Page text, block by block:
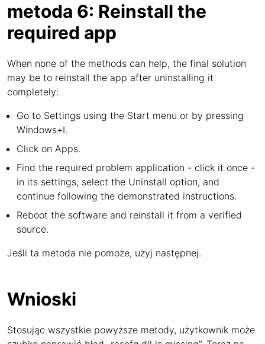
metoda 6: Reinstall the
required app
When none of the methods can help, the final solution
may be to reinstall the app after uninstalling it
completely:
Go to Settings using the Start menu or by pressing
Windows+I.
Click on Apps.
Find the required problem application - click it once -
in its settings, select the Uninstall option, and
continue following the demonstrated instructions.
Reboot the software and reinstall it from a verified
source.
Jeśli ta metoda nie pomoże, użyj następnej.
Wnioski
Stosując wszystkie powyższe metody, użytkownik może